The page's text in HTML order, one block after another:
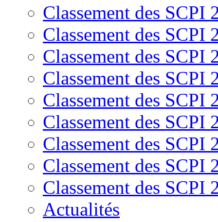
Classement des SCPI
Classement des SCPI
Classement des SCPI
Classement des SCPI
Classement des SCPI
Classement des SCPI
Classement des SCPI
Classement des SCPI
Classement des SCPI
Actualités